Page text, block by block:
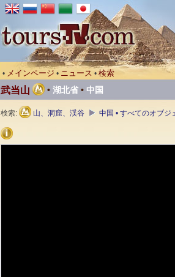
• メインページ • ニュース • 検索
武当山 • 湖北省 • 中国
検索: 山、洞窟、渓谷 中国 • すべてのオブジ